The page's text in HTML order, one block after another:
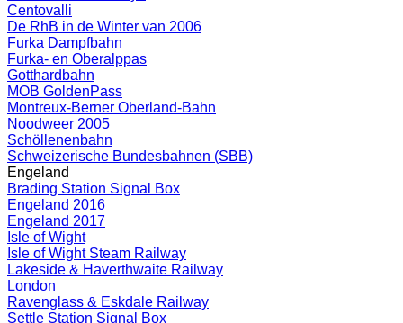
Centovalli
De RhB in de Winter van 2006
Furka Dampfbahn
Furka- en Oberalppas
Gotthardbahn
MOB GoldenPass
Montreux-Berner Oberland-Bahn
Noodweer 2005
Schöllenenbahn
Schweizerische Bundesbahnen (SBB)
Engeland
Brading Station Signal Box
Engeland 2016
Engeland 2017
Isle of Wight
Isle of Wight Steam Railway
Lakeside & Haverthwaite Railway
London
Ravenglass & Eskdale Railway
Settle Station Signal Box